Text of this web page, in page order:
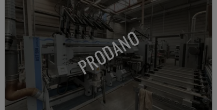
PRODANO